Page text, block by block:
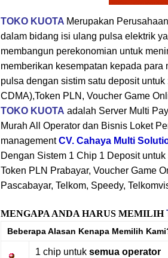
TOKO KUOTA Merupakan
dalam bidang isi ulang pulsa elektrik
membangun perekonomian untuk
memberikan kesempatan kepada
pulsa dengan sistim satu deposit untuk
CDMA),Token PLN, Voucher Game
TOKO KUOTA adalah Server Multi
Murah All Operator dan Bisnis Loket
managementCV. Cahaya Multi
Dengan Sistem 1 Chip 1 Deposit
Token PLN Prabayar, Voucher Game
Pascabayar, Telkom, Speedy,
MENGAPA ANDA HARUS MEMILIH
Beberapa Alasan Kenapa Memilih
1 chip untuk semua operator